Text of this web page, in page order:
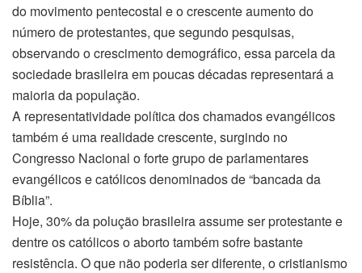
do movimento pentecostal e o crescente aumento do
número de protestantes, que segundo pesquisas,
observando o crescimento demográfico, essa parcela da
sociedade brasileira em poucas décadas representará a
maioria da população.
A representatividade política dos chamados evangélicos
também é uma realidade crescente, surgindo no
Congresso Nacional o forte grupo de parlamentares
evangélicos e católicos denominados de “bancada da
Bíblia”.
Hoje, 30% da polução brasileira assume ser protestante e
dentre os católicos o aborto também sofre bastante
resistência. O que não poderia ser diferente, o cristianismo